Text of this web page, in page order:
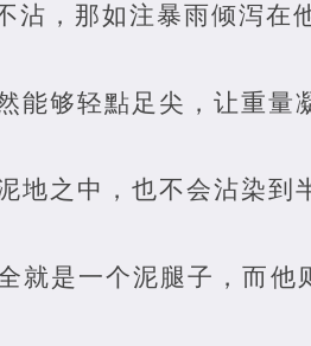
沾，那如注暴雨倾泻在
能够轻點足尖，让重量
地之中，也不会沾染到
就是一个泥腿子，而